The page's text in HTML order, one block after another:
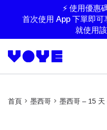
⚡ 使用優惠
首次使用 App 下單即可
就使用
首頁 墨西哥 墨西哥 – 15 天